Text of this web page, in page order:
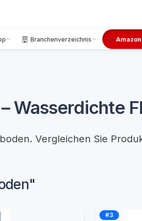
Branchenverzeichnis
Wasserdichte
Vergleichen Sie
#3